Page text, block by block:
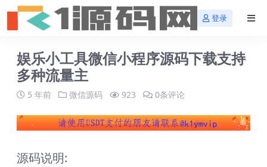
登录
娱乐小工具微信小程序源码下载支持
多种流量主
5 年前 微信源码 923 0条评论
源码说明: